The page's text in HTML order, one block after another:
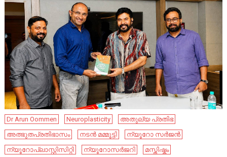
Dr Arun Oommen Neuroplasticity
അതുല്യ പ്രതിഭ
അത്ഭുതപ്രതിഭാസം
നടൻ മമ്മൂട്ടി
ന്യൂറോ സർജൻ
ന്യൂറോപ്ലാസ്റ്റിസിറ്റി
ന്യൂറോസർജറി
മസ്തിഷ്കം